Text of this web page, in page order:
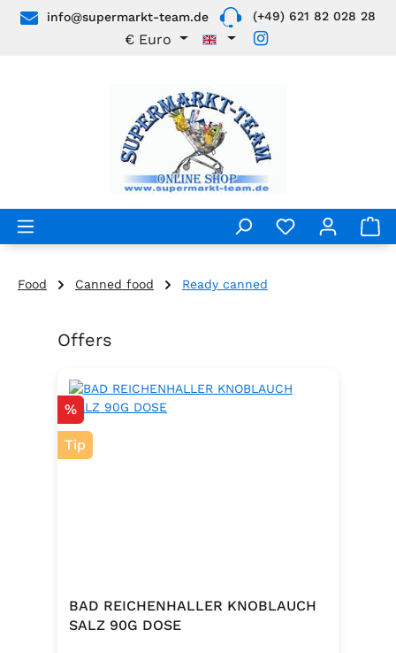
Skip to main content
info@supermarkt-team.de (+49) 621 82 028 28
€ Euro
Food Canned food Ready canned
Skip product gallery
Offers
Discount
%
Tip
BAD REICHENHALLER KNOBLAUCH
SALZ 90G DOSE